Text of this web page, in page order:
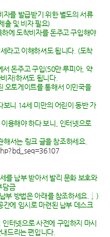
를 발급받기 위한 별도의 서류
출 및 비자 필요)
에 도착비자를 돈주고 구입해야
라고 이해하셔도 됩니다. (도착
서 돈주고 구입(50만 루피아, 약
자)하셔도 됩니다.
오토게이트를 통해서 이민국을
보니 14세 미만의 어린이 동반 가
용해야 하다 보니, 인터넷으로
서는 링크 글을 참조하세요.
를 납부 받아서 발리 문화 보호와
담금
부 방법은 아래를 참조하세요. ↓ )
간에 임시로 마련된 납부 데스크
터넷으로 사전에 구입하지 마시
드리는 편입니다.